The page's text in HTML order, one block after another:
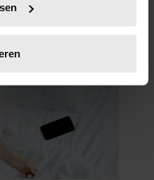
(fingerprinting)
in het
en advertenties te
social media te bieden
Ook delen we
onze site met onze